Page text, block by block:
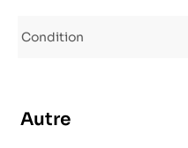
Condition
Autre